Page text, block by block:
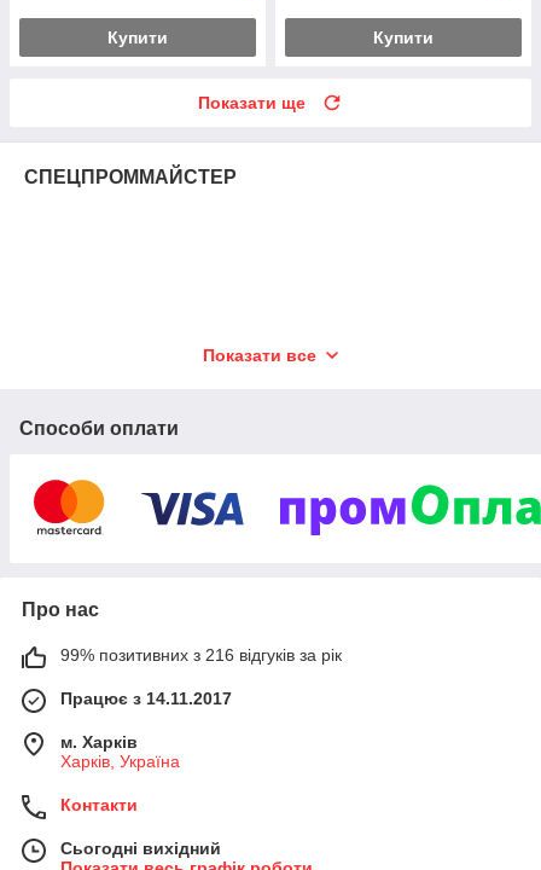
Купити Купити
Показати ще
СПЕЦПРОММАЙСТЕР
Показати все
Способи оплати
Про нас
99% позитивних з 216 відгуків за рік
Працює з 14.11.2017
м. Харків
Харків, Україна
Контакти
Сьогодні вихідний